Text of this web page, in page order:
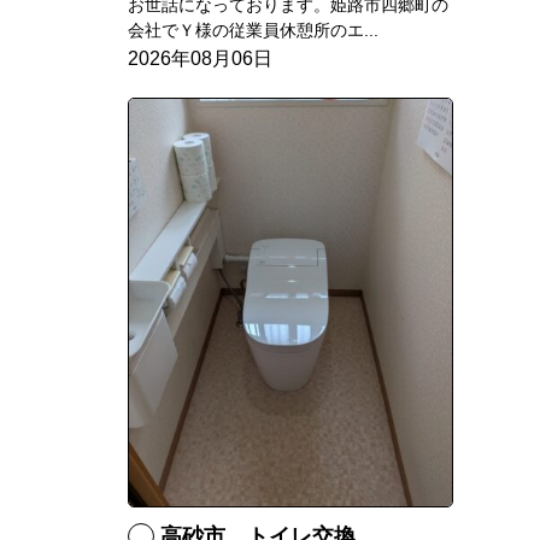
お世話になっております。姫路市四郷町の
会社でＹ様の従業員休憩所のエ...
2026年08月06日